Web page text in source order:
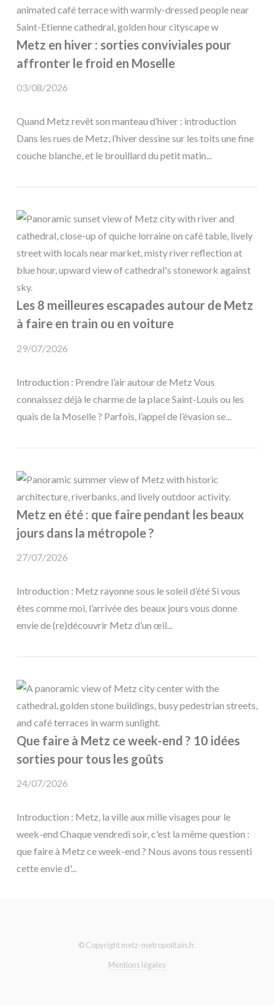
Metz en hiver : sorties conviviales pour
affronter le froid en Moselle
03/08/2026
Quand Metz revêt son manteau d’hiver : introduction
Dans les rues de Metz, l’hiver dessine sur les toits une fine
couche blanche, et le brouillard du petit matin...
Les 8 meilleures escapades autour de Metz
à faire en train ou en voiture
29/07/2026
Introduction : Prendre l’air autour de Metz Vous
connaissez déjà le charme de la place Saint-Louis ou les
quais de la Moselle ? Parfois, l’appel de l’évasion se...
Metz en été : que faire pendant les beaux
jours dans la métropole ?
27/07/2026
Introduction : Metz rayonne sous le soleil d’été Si vous
êtes comme moi, l’arrivée des beaux jours vous donne
envie de (re)découvrir Metz d’un œil...
Que faire à Metz ce week-end ? 10 idées
sorties pour tous les goûts
24/07/2026
Introduction : Metz, la ville aux mille visages pour le
week-end Chaque vendredi soir, c'est la même question :
que faire à Metz ce week-end ? Nous avons tous ressenti
cette envie d'...
© Copyright metz-metropolitain.fr.
Mentions légales